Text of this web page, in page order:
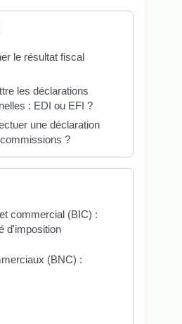
le résultat fiscal
les déclarations
: EDI ou EFI ?
une déclaration
?
commercial (BIC) :
d'imposition
(BNC) :